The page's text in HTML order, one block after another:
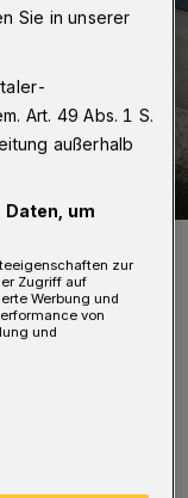
in diesem
die daran
Sie in unserer
Art. 49 Abs. 1 S.
außerhalb
um
zur
Zugriff auf
Werbung und
von
und